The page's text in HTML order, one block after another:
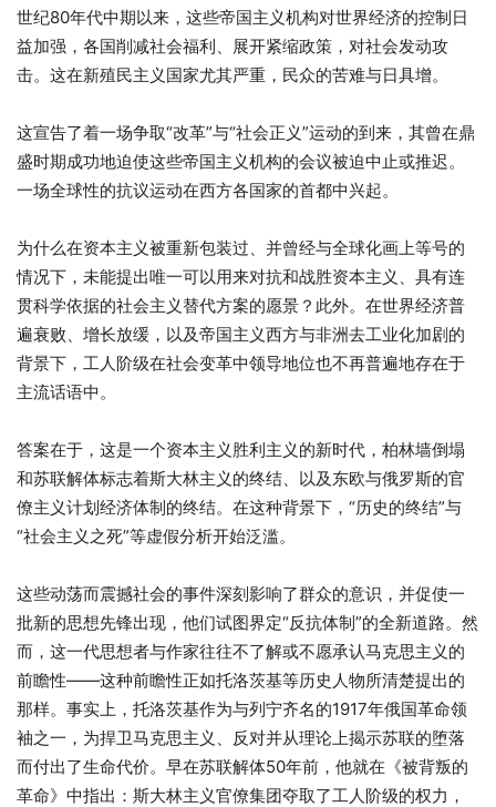
世纪80年代中期以来，这些帝国主义机构对世界经济的控制日
益加强，各国削减社会福利、展开紧缩政策，对社会发动攻
击。这在新殖民主义国家尤其严重，民众的苦难与日具增。
这宣告了着一场争取“改革”与“社会正义”运动的到来，其曾在鼎
盛时期成功地迫使这些帝国主义机构的会议被迫中止或推迟。
一场全球性的抗议运动在西方各国家的首都中兴起。
为什么在资本主义被重新包装过、并曾经与全球化画上等号的
情况下，未能提出唯一可以用来对抗和战胜资本主义、具有连
贯科学依据的社会主义替代方案的愿景？此外。在世界经济普
遍衰败、增长放缓，以及帝国主义西方与非洲去工业化加剧的
背景下，工人阶级在社会变革中领导地位也不再普遍地存在于
主流话语中。
答案在于，这是一个资本主义胜利主义的新时代，柏林墙倒塌
和苏联解体标志着斯大林主义的终结、以及东欧与俄罗斯的官
僚主义计划经济体制的终结。在这种背景下，“历史的终结”与
“社会主义之死”等虚假分析开始泛滥。
这些动荡而震撼社会的事件深刻影响了群众的意识，并促使一
批新的思想先锋出现，他们试图界定“反抗体制”的全新道路。然
而，这一代思想者与作家往往不了解或不愿承认马克思主义的
前瞻性——这种前瞻性正如托洛茨基等历史人物所清楚提出的
那样。事实上，托洛茨基作为与列宁齐名的1917年俄国革命领
袖之一，为捍卫马克思主义、反对并从理论上揭示苏联的堕落
而付出了生命代价。早在苏联解体50年前，他就在《被背叛的
革命》中指出：斯大林主义官僚集团夺取了工人阶级的权力，